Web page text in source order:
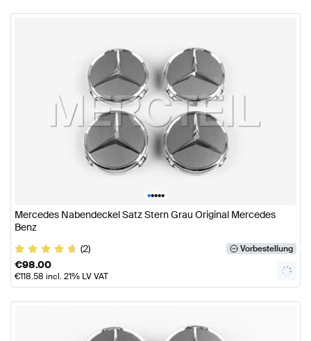
•••••
Mercedes Nabendeckel Satz Stern Grau Original Mercedes
Benz
(2)
Vorbestellung
€98.00
€118.58 incl. 21% LV VAT